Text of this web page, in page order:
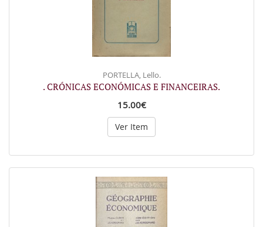
PORTELLA, Lello.
. CRÓNICAS ECONÓMICAS E FINANCEIRAS.
15.00€
Ver Item